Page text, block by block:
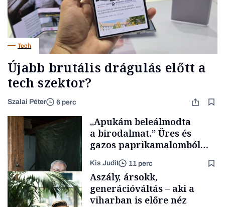
Tech
Újabb brutális drágulás előtt a
tech szektor?
Szalai Péter 6 perc
„Apukám beleálmodta
a birodalmat.” Üres és
gazos paprikamalomból
lett az igazi családi
fűszersztori
Kis Judit 11 perc
Aszály, ársokk,
generációváltás – aki a
viharban is előre néz